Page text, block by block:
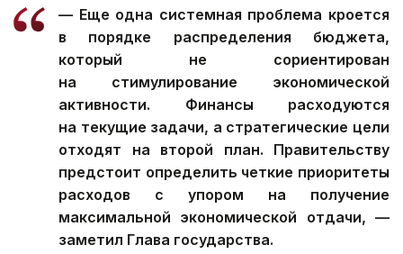
— Еще одна системная проблема кроется
в порядке распределения бюджета,
который не сориентирован
на стимулирование экономической
активности. Финансы расходуются
на текущие задачи, а стратегические цели
отходят на второй план. Правительству
предстоит определить четкие приоритеты
расходов с упором на получение
максимальной экономической отдачи, —
заметил Глава государства.